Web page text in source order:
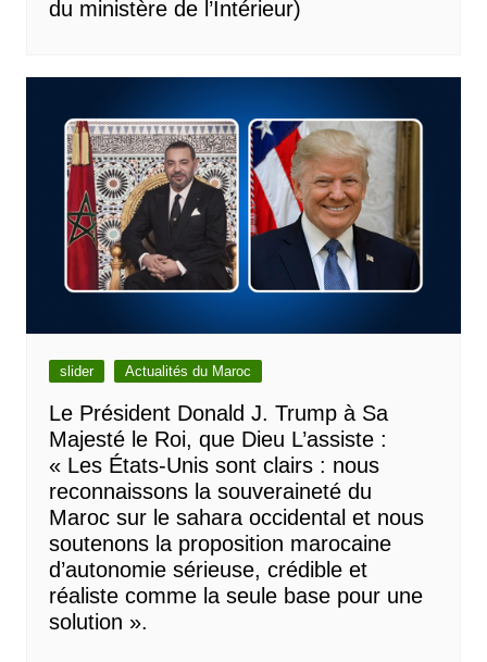
du ministère de l’Intérieur)
slider Actualités du Maroc
Le Président Donald J. Trump à Sa
Majesté le Roi, que Dieu L’assiste :
« Les États-Unis sont clairs : nous
reconnaissons la souveraineté du
Maroc sur le sahara occidental et nous
soutenons la proposition marocaine
d’autonomie sérieuse, crédible et
réaliste comme la seule base pour une
solution ».